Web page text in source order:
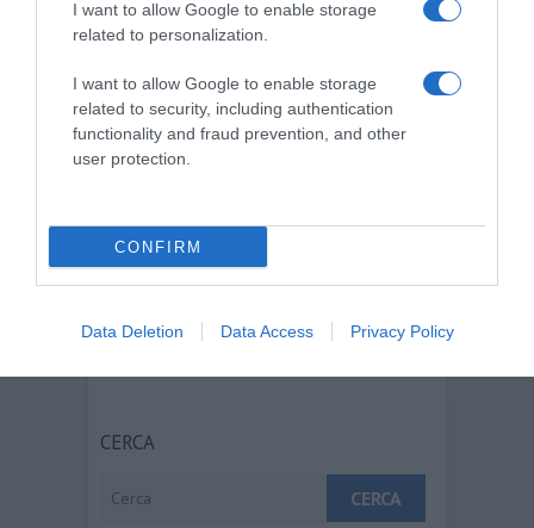
I want to allow Google to enable storage
related to personalization.
I want to allow Google to enable storage
related to security, including authentication
functionality and fraud prevention, and other
user protection.
CONFIRM
Data Deletion Data Access Privacy Policy
Salva il mio nome, email e sito web in
questo browser per la prossima volta che
commento.
This site uses Akismet to reduce spam.
CERCA